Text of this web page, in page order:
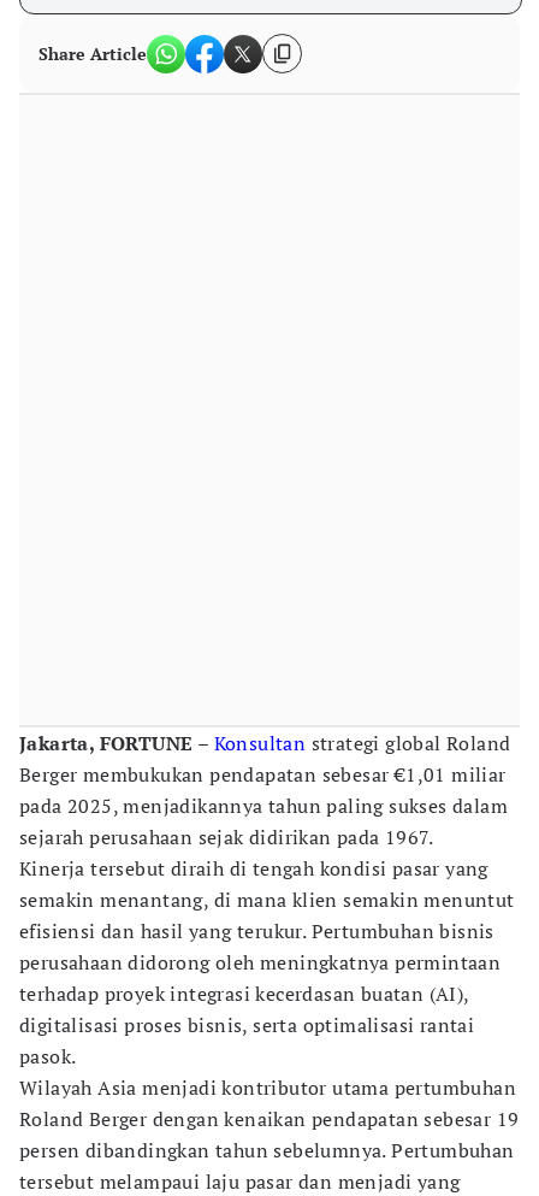
Share Article
Jakarta, FORTUNE – Konsultan strategi global Roland
Berger membukukan pendapatan sebesar €1,01 miliar
pada 2025, menjadikannya tahun paling sukses dalam
sejarah perusahaan sejak didirikan pada 1967.
Kinerja tersebut diraih di tengah kondisi pasar yang
semakin menantang, di mana klien semakin menuntut
efisiensi dan hasil yang terukur. Pertumbuhan bisnis
perusahaan didorong oleh meningkatnya permintaan
terhadap proyek integrasi kecerdasan buatan (AI),
digitalisasi proses bisnis, serta optimalisasi rantai
pasok.
Wilayah Asia menjadi kontributor utama pertumbuhan
Roland Berger dengan kenaikan pendapatan sebesar 19
persen dibandingkan tahun sebelumnya. Pertumbuhan
tersebut melampaui laju pasar dan menjadi yang